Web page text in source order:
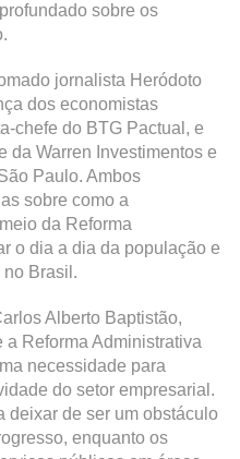
sobre os
jornalista Heródoto
dos economistas
chefe do BTG Pactual, e
da Warren Investimentos e
Paulo. Ambos
sobre como a
da Reforma
o dia a dia da população e
Brasil.
Alberto Baptistão,
Reforma Administrativa
necessidade para
do setor empresarial.
deixar de ser um obstáculo
enquanto os